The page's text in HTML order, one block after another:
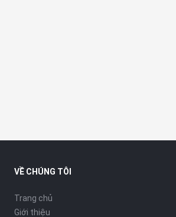
VỀ CHÚNG TÔI
Trang chủ
Giới thiệu